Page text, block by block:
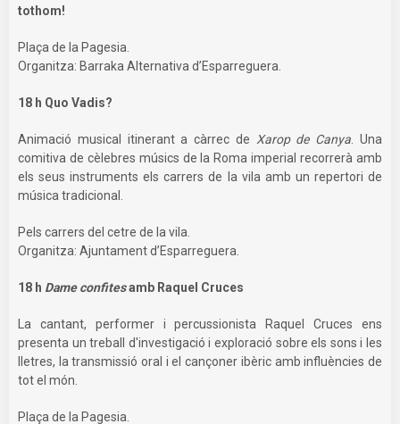
tothom!
Plaça de la Pagesia.
Organitza: Barraka Alternativa d’Esparreguera.
18 h Quo Vadis?
Animació musical itinerant a càrrec de Xarop de Canya . Una
comitiva de cèlebres músics de la Roma imperial recorrerà amb
els seus instruments els carrers de la vila amb un repertori de
música tradicional.
Pels carrers del cetre de la vila.
Organitza: Ajuntament d’Esparreguera.
18 h Dame confitesamb Raquel Cruces
La cantant, performer i percussionista Raquel Cruces ens
presenta un treball d'investigació i exploració sobre els sons i les
lletres, la transmissió oral i el cançoner ibèric amb influències de
tot el món.
Plaça de la Pagesia.